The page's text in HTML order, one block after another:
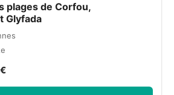
plages de Corfou,
Glyfada